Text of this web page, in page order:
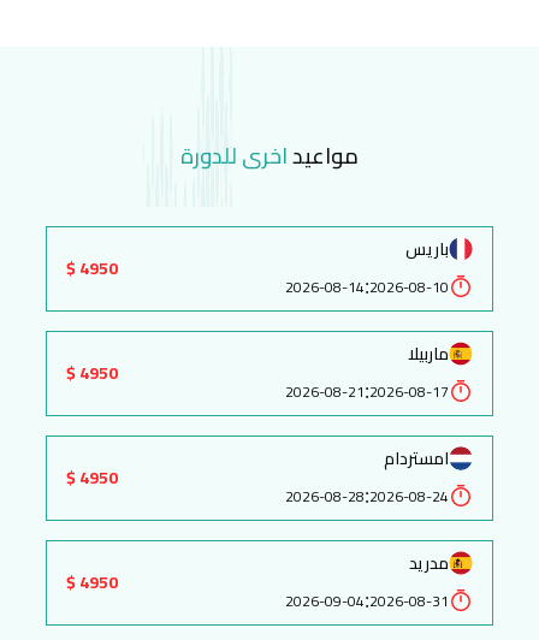
مواعيداخرى للدورة
باريس
2026-08-10
:
2026-08-14
4950 $
ماربيلا
2026-08-17
:
2026-08-21
4950 $
امستردام
2026-08-24
:
2026-08-28
4950 $
مدريد
2026-08-31
:
2026-09-04
4950 $